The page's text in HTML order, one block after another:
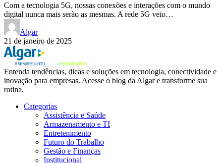
Com a tecnologia 5G, nossas conexões e interações com o mundo
digital nunca mais serão as mesmas. A rede 5G veio…
Algar
21 de janeiro de 2025
Entenda tendências, dicas e soluções em tecnologia, conectividade e
inovação para empresas. Acesse o blog da Algar e transforme sua
rotina.
Categorias
Assistência e Saúde
Armazenamento e TI
Entretenimento
Futuro do Trabalho
Gestão e Finanças
Institucional